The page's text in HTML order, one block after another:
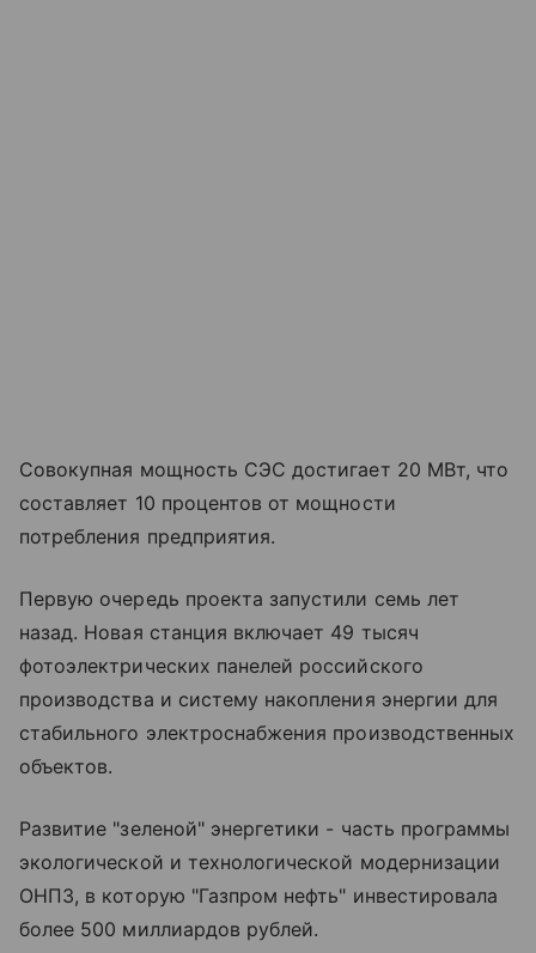
Совокупная мощность СЭС достигает 20 МВт, что
составляет 10 процентов от мощности
потребления предприятия.
Первую очередь проекта запустили семь лет
назад. Новая станция включает 49 тысяч
фотоэлектрических панелей российского
производства и систему накопления энергии для
стабильного электроснабжения производственных
объектов.
Развитие "зеленой" энергетики - часть программы
экологической и технологической модернизации
ОНПЗ, в которую "Газпром нефть" инвестировала
более 500 миллиардов рублей.